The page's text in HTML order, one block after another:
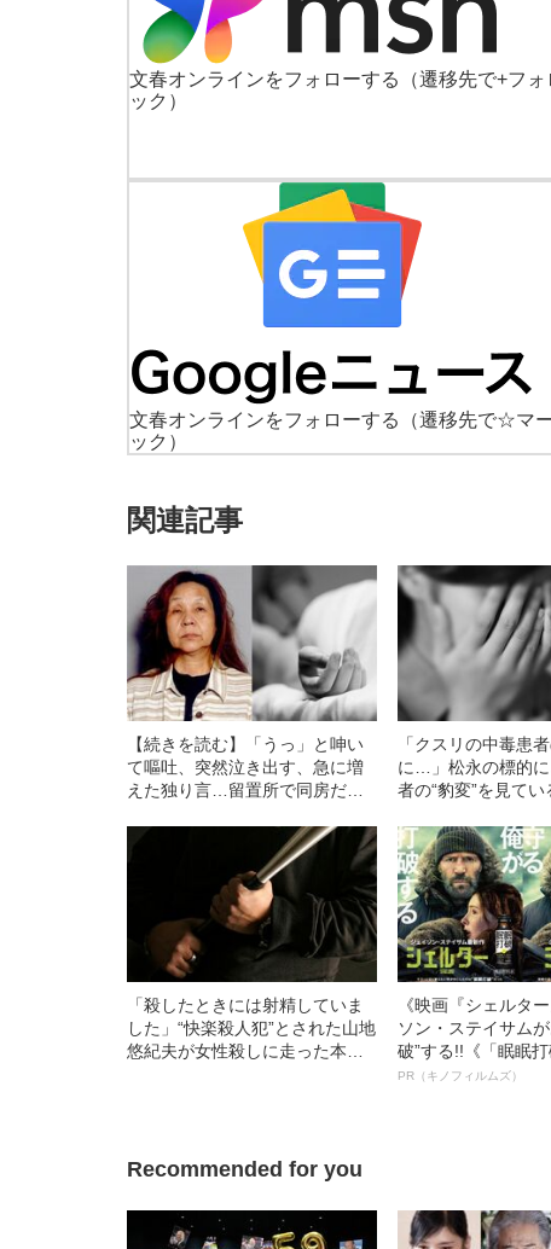
文春オンラインをフォローする
（遷移先で+フ
ック）
文春オンラインをフォローする
（遷移先で☆マ
ック）
関連記事
【続きを読む】「うっ」と呻い
て嘔吐、突然泣き出す、急に増
えた独り言…留置所で同房だっ
の姿
「クスリの中毒患
に…」松永の標的
者の“豹変”を見て
「殺したときには射精していま
した」“快楽殺人犯”とされた山地
悠紀夫が女性殺しに走った本当
《映画『シェルタ
ソン・ステイサム
破”する!!《「眠眠
ボ》
PR（キノフィルムズ）
Recommended for you